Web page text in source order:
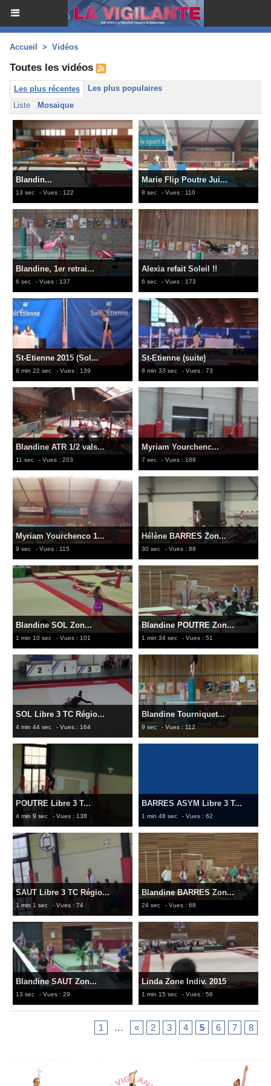
Accueil > Vidéos
Toutes les vidéos
Les plus récentes
Les plus populaires
Liste
Mosaique
Blandin...
13 sec - Vues : 122
Marie Flip Poutre Jui...
8 sec - Vues : 110
Blandine, 1er retrai...
6 sec - Vues : 137
Alexia refait Soleil !!
6 sec - Vues : 173
St-Etienne 2015 (Sol...
8 min 22 sec - Vues : 139
St-Etienne (suite)
8 min 33 sec - Vues : 73
Blandine ATR 1/2 vals...
11 sec - Vues : 203
Myriam Yourchenc...
7 sec - Vues : 188
Myriam Yourchenco 1...
9 sec - Vues : 115
Hélène BARRES Zon...
30 sec - Vues : 88
Blandine SOL Zon...
1 min 10 sec - Vues : 101
Blandine POUTRE Zon...
1 min 34 sec - Vues : 51
SOL Libre 3 TC Régio...
4 min 44 sec - Vues : 164
Blandine Tourniquet...
9 sec - Vues : 112
POUTRE Libre 3 T...
4 min 9 sec - Vues : 138
BARRES ASYM Libre 3 T...
1 min 48 sec - Vues : 62
SAUT Libre 3 TC Régio...
1 min 1 sec - Vues : 74
Blandine BARRES Zon...
24 sec - Vues : 68
Blandine SAUT Zon...
13 sec - Vues : 29
Linda Zone Indiv. 2015
1 min 15 sec - Vues : 56
1 ... « 2 3 4 5 6 7 8